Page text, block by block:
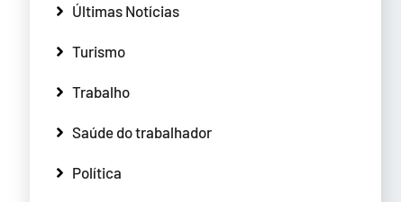
Últimas Notícias
Turismo
Trabalho
Saúde do trabalhador
Política